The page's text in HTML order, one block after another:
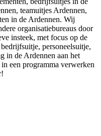
teamuitjes Ardennen,
in de Ardennen. Wij
organisatiebureaus door
insteek, met focus op de
personeelsuitje,
in de Ardennen aan het
een programma verwerken